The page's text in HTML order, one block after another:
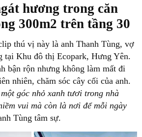
hương trong căn
300m2 trên tầng 30
thú vị này là anh Thanh Tùng, vợ
tại Khu đô thị Ecopark, Hưng Yên.
bận rộn nhưng không làm mất đi
nhiên, chăm sóc cây cối của anh.
góc nhỏ xanh tươi trong nhà
vui mà còn là nơi để mỗi ngày
Tùng tâm sự.